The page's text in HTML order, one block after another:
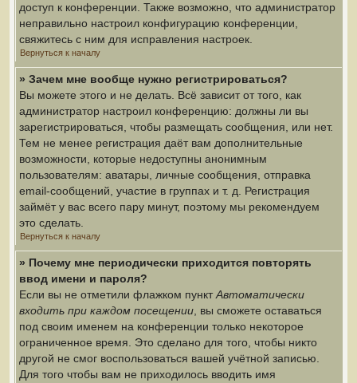
доступ к конференции. Также возможно, что администратор
неправильно настроил конфигурацию конференции,
свяжитесь с ним для исправления настроек.
Вернуться к началу
» Зачем мне вообще нужно регистрироваться?
Вы можете этого и не делать. Всё зависит от того, как
администратор настроил конференцию: должны ли вы
зарегистрироваться, чтобы размещать сообщения, или нет.
Тем не менее регистрация даёт вам дополнительные
возможности, которые недоступны анонимным
пользователям: аватары, личные сообщения, отправка
email-сообщений, участие в группах и т. д. Регистрация
займёт у вас всего пару минут, поэтому мы рекомендуем
это сделать.
Вернуться к началу
» Почему мне периодически приходится повторять
ввод имени и пароля?
Если вы не отметили флажком пунктАвтоматически
входить при каждом посещении , вы сможете оставаться
под своим именем на конференции только некоторое
ограниченное время. Это сделано для того, чтобы никто
другой не смог воспользоваться вашей учётной записью.
Для того чтобы вам не приходилось вводить имя